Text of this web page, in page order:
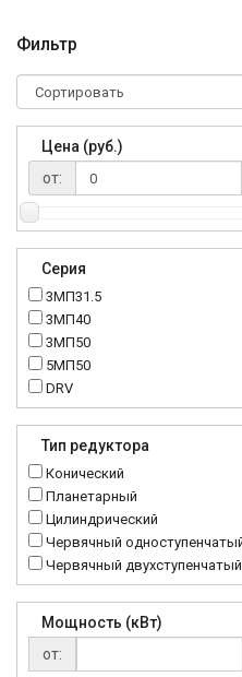
Фильтр
Цена (руб.)
от:
Серия
3МП31.5
3МП40
3МП50
5МП50
DRV
K..DR
MTC
NMRV
RC
Тип редуктора
Конический
Планетарный
Цилиндрический
Червячный
Червячный двухступенчатый
Мощность (кВт)
от: